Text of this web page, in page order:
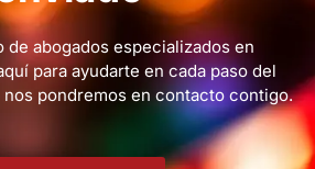
de abogados especializados en
para ayudarte en cada paso del
pondremos en contacto contigo.